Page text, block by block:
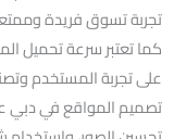
كما تعتبر سرعة تحميل
على تجربة المستخدم
تصميم المواقع في دبي